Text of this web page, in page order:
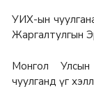
УИХ-ын
Жаргалтулгын
Монгол
чуулганд үг